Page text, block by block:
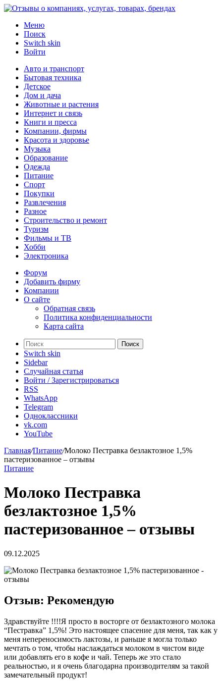
Меню
Поиск
Switch skin
Войти
Авто и транспорт
Бытовая техника
Детское
Дом и дача
Животные и растения
Интернет и связь
Книги и пресса
Компании, фирмы
Красота и здоровье
Музыка
Образование
Одежда
Питание
Спорт
Покупки
Развлечения
Разное
Строительство и ремонт
Туризм
Фильмы и ТВ
Хобби
Электроника
Форум
Добавить фирму
Компании
О сайте
Обратная связь
Политика конфиденциальности
Карта сайта
Поиск
Switch skin
Sidebar
Случайная статья
Войти / Зарегистрироваться
RSS
WhatsApp
Telegram
Одноклассники
vk.com
YouTube
Главная/Питание/Молоко Пестравка безлактозное 1,5%
пастеризованное – отзывы
Питание
Молоко Пестравка
безлактозное 1,5%
пастеризованное – отзывы
09.12.2025
Отзыв: Рекомендую
Здравствуйте !!!!Я просто в восторге от безлактозного молока
“Пестравка” 1,5%! Это настоящее спасение для меня, так как у
меня непереносимость лактозы, и раньше я могла только
мечтать о том, чтобы наслаждаться молоком в чистом виде
или добавлять его в кофе и чай. Теперь же это стало
реальностью, и я очень благодарна производителям за такой
замечательный продукт!